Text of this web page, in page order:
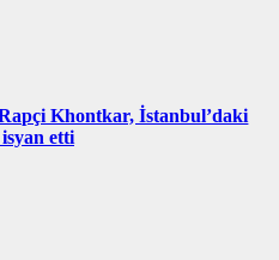
Khontkar, İstanbul’daki
etti